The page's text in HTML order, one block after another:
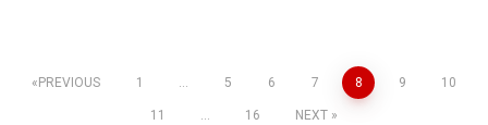
PREVIOUS 1 … 5 6 7 8 9 10
11 … 16 NEXT